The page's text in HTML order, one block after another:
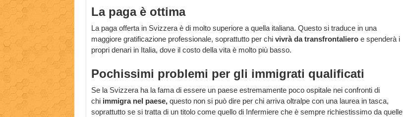
La paga è ottima
La paga offerta in Svizzera è di molto superiore a quella italiana. Questo si traduce in una
maggiore gratificazione professionale, soprattutto per chi vivrà da transfrontaliero e spenderà i
propri denari in Italia, dove il costo della vita è molto più basso.
Pochissimi problemi per gli immigrati qualificati
Se la Svizzera ha la fama di essere un paese estremamente poco ospitale nei confronti di
chi immigra nel paese, questo non si può dire per chi arriva oltralpe con una laurea in tasca,
soprattutto se si tratta di un titolo come quello di Infermiere che è sempre richiestissimo da quelle